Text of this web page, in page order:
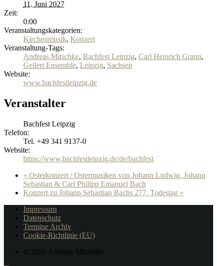
11. Juni 2027
Zeit:
0:00
Veranstaltungskategorien:
Kirchenmusik, Konzert
Veranstaltung-Tags:
Andreas Mitschke, Bachfest Leipzig, Carl Heinrich Graun,
Gellert Ensemble, Leipzig, Sachsen
Website:
www.bachfestleipzig.de
Veranstalter
Bachfest Leipzig
Telefon:
Tel. +49 341 9137-0
Website:
https://www.bachfestleipzig.de/de/bachfest
« Osterkonzert / Ostermusiken von Johann Ludwig, Johann
Sebastian & Carl Philipp Emanuel Bach
Konzert zu Johann Sebastian Bachs 277. Todestag »
Impressum
Datenschutz
Termine Archiv
Cookie-Richtlinie (EU)
© 2026 Andreas Mitschke